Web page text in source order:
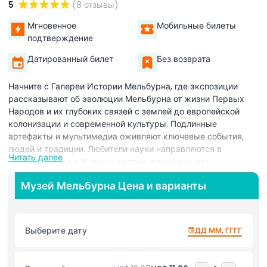
5
(8 отзывы)
Мгновенное
подтверждение
Мобильные билеты
Датированный билет Без возврата
Начните с Галереи Истории Мельбурна, где экспозиции
рассказывают об эволюции Мельбурна от жизни Первых
Народов и их глубоких связей с землей до европейской
колонизации и современной культуры. Подлинные
артефакты и мультимедиа оживляют ключевые события,
людей и традиции. Любители науки направляются в
Галерею Науки и Жизни с шестью динамичными
экспозициями: 600 миллионов лет, Динамичная Земля,
Живые Насекомые, Морская Жизнь, Прогулка с
динозаврами и Дикая природа: удивительные животные в
вызывают любопытство у всех возрастов, делая билеты в
Музей Мельбурна прекрасным семейным выбором.
Аббатств Бунджила, созданный совместно с
Читать далее
Музей Мельбурна Цена и варианты
Выберите дату ДД ММ, ГГГГ